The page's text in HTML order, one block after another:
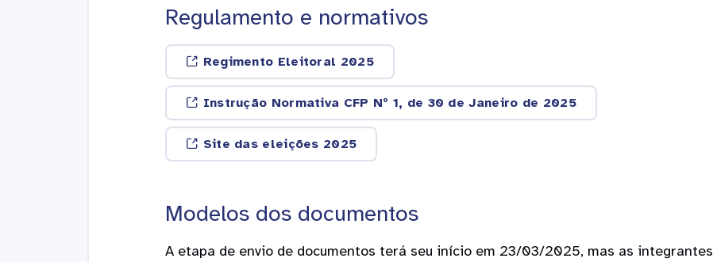
Regulamento e normativos
Regimento Eleitoral 2025
Instrução Normativa CFP Nº 1, de 30 de Janeiro de 2025
Site das eleições 2025
Modelos dos documentos
A etapa de envio de documentos terá seu início em 23/03/2025, mas as